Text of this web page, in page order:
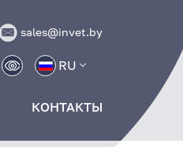
sales@invet.by
RU
КОНТАКТЫ